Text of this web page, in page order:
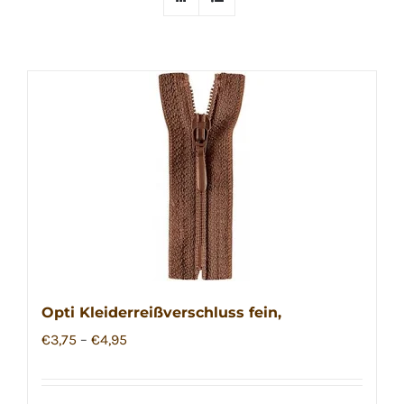
Opti Kleiderreißverschluss fein,
€3,75 – €4,95